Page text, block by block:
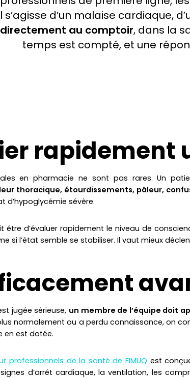
s’agisse d’un malaise cardiaque,
directement au comptoir, dans la
temps est compté, et une
rapidement
en pharmacie ne sont pas rares. Un
thoracique, étourdissements, pâleur,
d’hypoglycémie sévère.
être d’évaluer rapidement le niveau de
si l’état semble se stabiliser. Il vaut mieux
jugée sérieuse, un membre de l’équipe doit
normalement ou a perdu connaissance, on
en est dotée.
professionnels de la santé de FIMUQ est
d’arrêt cardiaque, la ventilation, les